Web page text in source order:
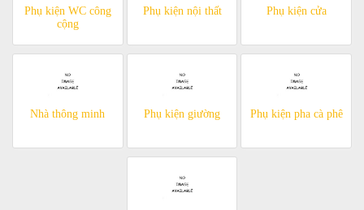
Phụ kiện WC công
cộng
Phụ kiện nội thất Phụ kiện cửa
Nhà thông minh Phụ kiện giường Phụ kiện pha cà phê